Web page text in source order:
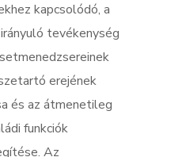
kapcsolódó, a
tevékenység
erejének
és az átmenetileg
funkciók
Az